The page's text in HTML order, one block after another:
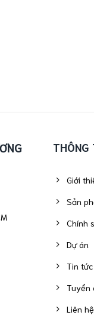
THÔNG
Giới
Sản
Chính
Dự án
Tin tức
Tuyển
Liên hệ